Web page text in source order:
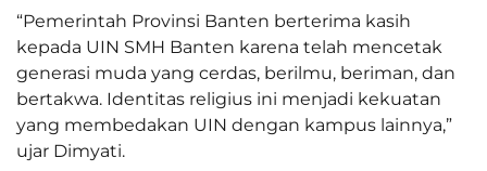
“Pemerintah Provinsi Banten berterima kasih
kepada UIN SMH Banten karena telah mencetak
generasi muda yang cerdas, berilmu, beriman, dan
bertakwa. Identitas religius ini menjadi kekuatan
yang membedakan UIN dengan kampus lainnya,”
ujar Dimyati.